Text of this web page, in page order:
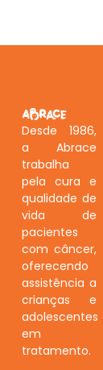
Desde 1986,
a Abrace
trabalha
pela cura e
qualidade de
vida de
pacientes
com câncer,
oferecendo
assistência a
crianças e
adolescentes
em
tratamento.